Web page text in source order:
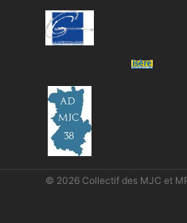
© 2026 Collectif des MJC et